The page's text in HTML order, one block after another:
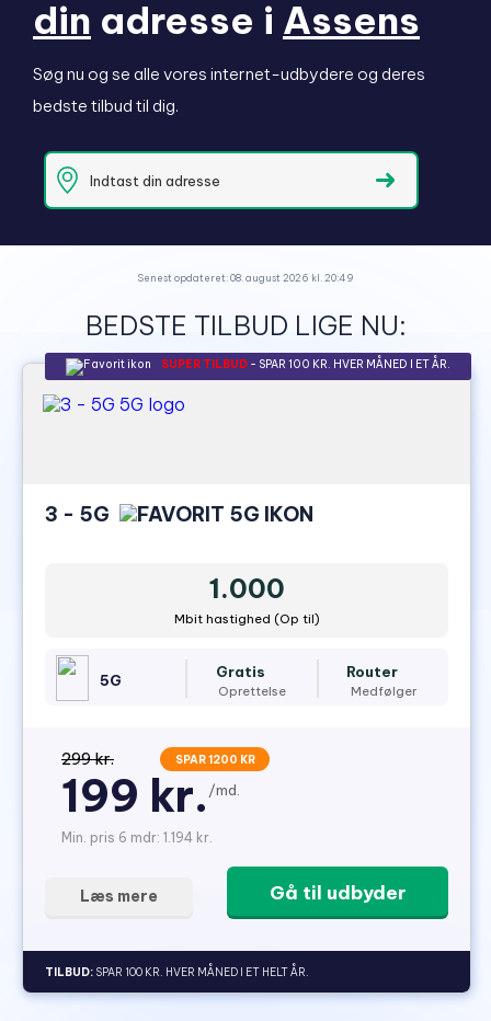
din adresse i Assens
Søg nu og se alle vores internet-udbydere og deres
bedste tilbud til dig.
Senest opdateret: 08. august 2026 kl. 20:49
BEDSTE TILBUD LIGE NU:
SUPER TILBUD - SPAR 100 KR. HVER MÅNED I ET ÅR.
3 - 5G
1.000
Mbit hastighed (Op til)
5G Gratis
Oprettelse
Router
Medfølger
299 kr. SPAR 1200 KR
199 kr. /md.
Min. pris 6 mdr: 1.194 kr.
Gå til udbyder
Læs mere
TILBUD: SPAR 100 KR. HVER MÅNED I ET HELT ÅR.